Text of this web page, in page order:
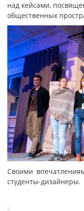
над кейсами,
общественных
Своими
студенты-дизайнеры.